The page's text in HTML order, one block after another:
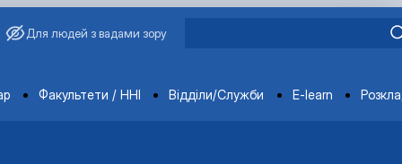
Для людей з вадами зору
Факультети / ННІ Відділи/Служби E-learn